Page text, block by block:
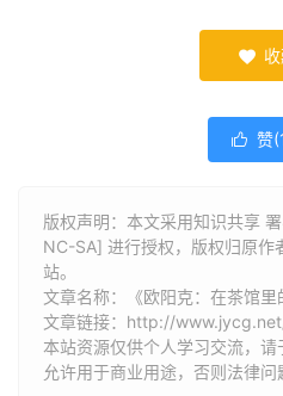

 赞(
版权声明：本文采用知识共享
NC-SA] 进行授权，版权归原作
站。
文章名称：《欧阳克：在茶馆里
文章链接： http://
本站资源仅供个人学习交流，
允许用于商业用途，否则法律问